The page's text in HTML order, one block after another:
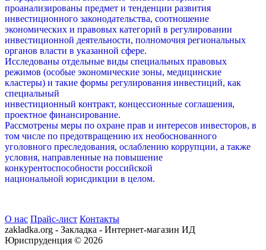
проанализированы предмет и тенденции развития
инвестиционного законодательства, соотношение
экономических и правовых категорий в регулировании
инвестиционной деятельности, полномочия региональных
органов власти в указанной сфере.
Исследованы отдельные виды специальных правовых
режимов (особые экономические зоны, медицинские
кластеры) и такие формы регулирования инвестиций, как
специальный
инвестиционный контракт, концессионные соглашения,
проектное финансирование.
Рассмотрены меры по охране прав и интересов инвесторов, в
том числе по предотвращению их необоснованного
уголовного преследования, ослаблению коррупции, а также
условия, направленные на повышение
конкурентоспособности российской
национальной юрисдикции в целом.
О нас Прайс-лист Контакты
zakladka.org - Закладка - Интернет-магазин ИД
Юриспруденция © 2026